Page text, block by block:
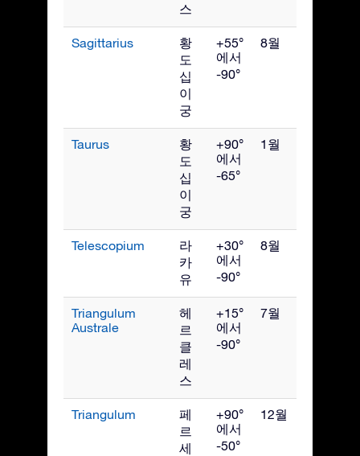
스
Sagittarius
황
도
십
이
궁
+55°
에서
-90°
8월
Taurus
황
도
십
이
궁
+90°
에서
-65°
1월
Telescopium
라
카
유
+30°
에서
-90°
8월
Triangulum
Australe
헤
르
클
레
스
+15°
에서
-90°
7월
Triangulum
페
르
세
+90°
에서
-50°
12월